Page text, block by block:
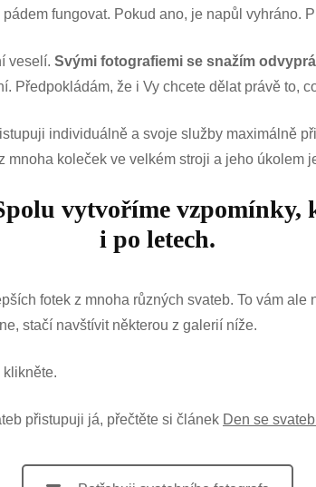
fungovat. Pokud ano, je napůl vyhráno.
veselí. Svými fotografiemi se snažím
Předpokládám, že i Vy chcete dělat právě to,
individuálně a svoje služby maximálně
koleček ve velkém stroji a jeho úkolem
vytvoříme
i po letech.
fotek z mnoha různých svateb. To vám
stačí navštívit některou z galerií níže.
klikněte.
přistupuji já, přečtěte si článek Den se